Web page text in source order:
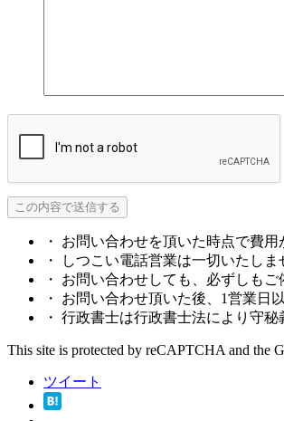
・ お問い合わせを頂いた時点で費
・ しつこい電話営業は一切いたしま
・ お問い合わせしても、必ずしも
・ お問い合わせ頂いた後、1営業日
・ 行政書士は行政書士法により守秘
This site is protected by reCAPTCHA and the
ツイート